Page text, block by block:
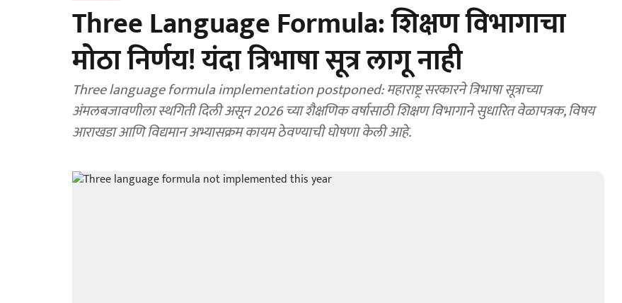
Three Language Formula: शिक्षण विभागाचा
मोठा निर्णय! यंदा त्रिभाषा सूत्र लागू नाही
Three language formula implementation postponed: महाराष्ट्र सरकारने त्रिभाषा सूत्राच्या
अंमलबजावणीला स्थगिती दिली असून 2026 च्या शैक्षणिक वर्षासाठी शिक्षण विभागाने सुधारित वेळापत्रक, विषय
आराखडा आणि विद्यमान अभ्यासक्रम कायम ठेवण्याची घोषणा केली आहे.